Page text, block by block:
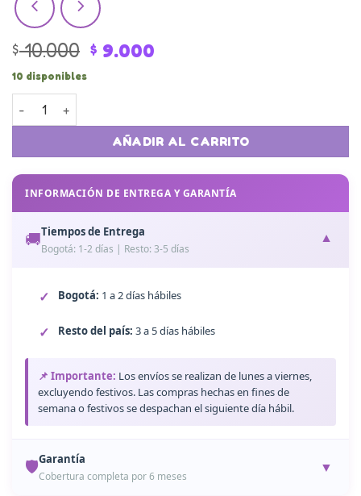
$10.000 Original
$ 9.000
10 disponibles
Bola Interactiva de Catnip Lambe Aguacate cantidad
AÑADIR AL CARRITO
INFORMACIÓN DE ENTREGA Y GARANTÍA
🚚Tiempos de Entrega
Bogotá: 1-2 días | Resto: 3-5 días ▼
Bogotá: 1 a 2 días hábiles
Resto del país: 3 a 5 días hábiles
📌 Importante: Los envíos se realizan de lunes a viernes,
excluyendo festivos. Las compras hechas en fines de
semana o festivos se despachan el siguiente día hábil.
🛡️Garantía
Cobertura completa por 6 meses
▼